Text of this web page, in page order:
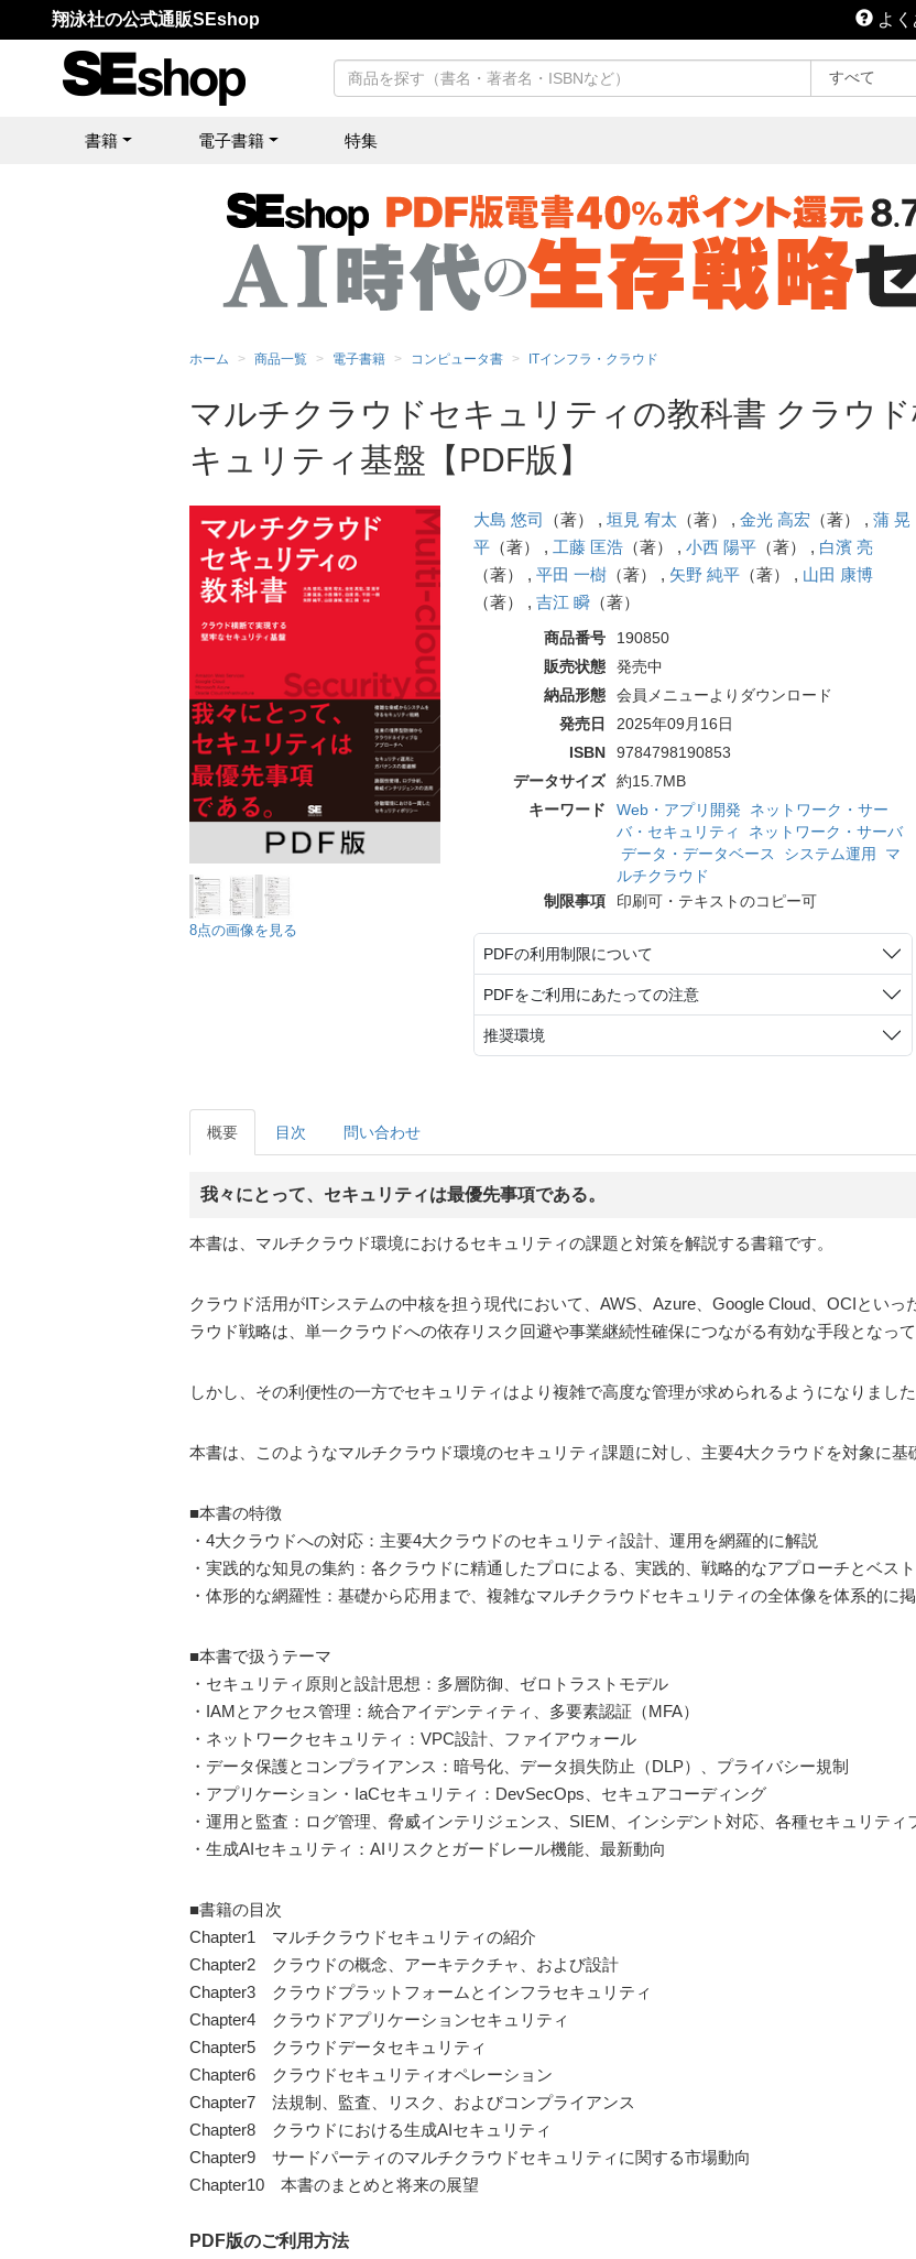
翔泳社の公式通販SEshop よ
書籍 電子書籍 特集
ホーム 商品一覧 電子書籍 コンピュータ書 ITインフラ・クラウド
マルチクラウドセキュリティの教科書 クラウ
キュリティ基盤【PDF版】
8点の画像を見る
大島 悠司 （著） , 垣見 宥太 （著） , 金光 高宏 （著） , 蒲 晃
平（著） , 工藤 匡浩（著） , 小西 陽平（著） , 白濱 亮
（著） , 平田 一樹（著） , 矢野 純平（著） , 山田 康博
（著） , 吉江 瞬（著）
商品番号
190850
販売状態
発売中
納品形態
会員メニューよりダウンロード
発売日
2025年09月16日
ISBN
9784798190853
データサイズ
約15.7MB
キーワード
Web・アプリ開発
ネットワーク・サー
バ・セキュリティ
ネットワーク・サーバ
データ・データベース
システム運用
マ
ルチクラウド
制限事項
印刷可・テキストのコピー可
PDFの利用制限について
PDFをご利用にあたっての注意
推奨環境
概要 目次 問い合わせ
我々にとって、セキュリティは最優先事項である。
本書は、マルチクラウド環境におけるセキュリティの課題と対策を解説する書籍です。
クラウド活用がITシステムの中核を担う現代において、AWS、Azure、Google Cloud、OCIとい
ラウド戦略は、単一クラウドへの依存リスク回避や事業継続性確保につながる有効な手段となって
しかし、その利便性の一方でセキュリティはより複雑で高度な管理が求められるようになりました
本書は、このようなマルチクラウド環境のセキュリティ課題に対し、主要4大クラウドを対象に基
■本書の特徴
・4大クラウドへの対応：主要4大クラウドのセキュリティ設計、運用を網羅的に解説
・実践的な知見の集約：各クラウドに精通したプロによる、実践的、戦略的なアプローチとベス
・体形的な網羅性：基礎から応用まで、複雑なマルチクラウドセキュリティの全体像を体系的に
■本書で扱うテーマ
・セキュリティ原則と設計思想：多層防御、ゼロトラストモデル
・IAMとアクセス管理：統合アイデンティティ、多要素認証（MFA）
・ネットワークセキュリティ：VPC設計、ファイアウォール
・データ保護とコンプライアンス：暗号化、データ損失防止（DLP）、プライバシー規制
・アプリケーション・IaCセキュリティ：DevSecOps、セキュアコーディング
・運用と監査：ログ管理、脅威インテリジェンス、SIEM、インシデント対応、各種セキュリティ
・生成AIセキュリティ：AIリスクとガードレール機能、最新動向
■書籍の目次
Chapter1 マルチクラウドセキュリティの紹介
Chapter2 クラウドの概念、アーキテクチャ、および設計
Chapter3 クラウドプラットフォームとインフラセキュリティ
Chapter4 クラウドアプリケーションセキュリティ
Chapter5 クラウドデータセキュリティ
Chapter6 クラウドセキュリティオペレーション
Chapter7 法規制、監査、リスク、およびコンプライアンス
Chapter8 クラウドにおける生成AIセキュリティ
Chapter9 サードパーティのマルチクラウドセキュリティに関する市場動向
Chapter10 本書のまとめと将来の展望
PDF版のご利用方法